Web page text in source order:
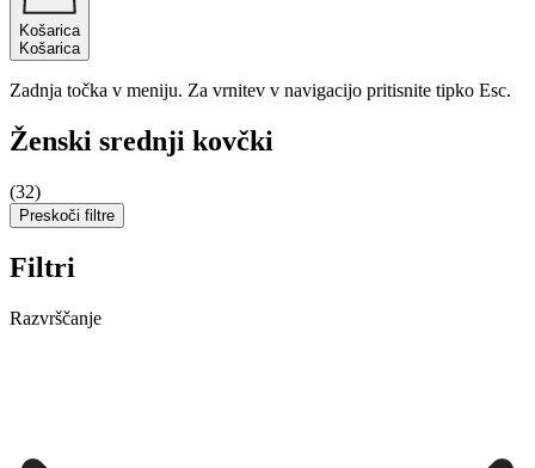
Košarica
Košarica
Zadnja točka v meniju. Za vrnitev v navigacijo pritisnite tipko Esc.
Ženski srednji kovčki
(32)
Preskoči filtre
Filtri
Razvrščanje